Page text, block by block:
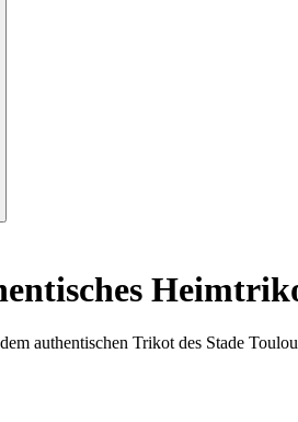
authentischen Trikot des Stade